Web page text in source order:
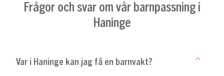
Frågor och svar om vår barnpassning i
Haninge
Var i Haninge kan jag få en barnvakt?